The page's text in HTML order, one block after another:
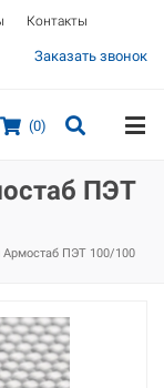
Контакты
Заказать звонок
(0)
ПЭТ
Армостаб ПЭТ 100/100